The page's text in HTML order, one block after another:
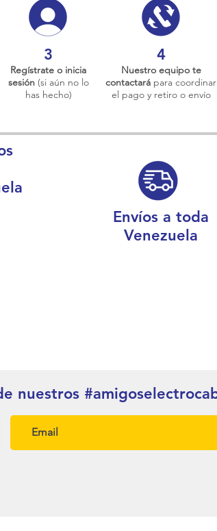
3
Regístrate o inicia
sesión(si aún no lo
has hecho)
4
Nuestro equipo te
contactará para coordinar
el pago y retiro o envío
Envíos a toda
Venezuela
nuestros